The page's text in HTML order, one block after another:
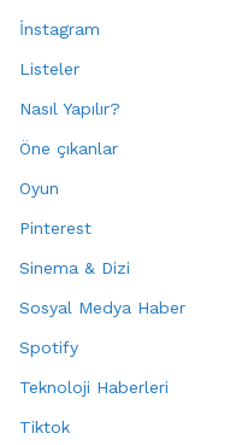
İnstagram
Listeler
Nasıl Yapılır?
Öne çıkanlar
Oyun
Pinterest
Sinema & Dizi
Sosyal Medya Haber
Spotify
Teknoloji Haberleri
Tiktok